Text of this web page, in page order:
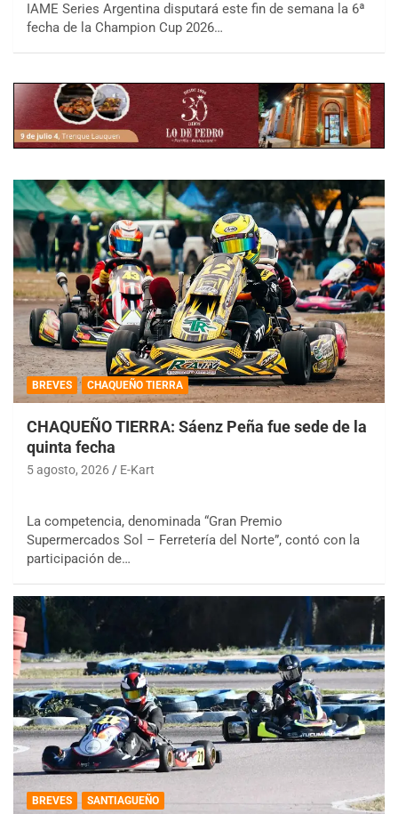
IAME Series Argentina disputará este fin de semana la 6ª
fecha de la Champion Cup 2026…
BREVES CHAQUEÑO TIERRA
CHAQUEÑO TIERRA: Sáenz Peña fue sede de la
quinta fecha
5 agosto, 2026 E-Kart
La competencia, denominada “Gran Premio
Supermercados Sol – Ferretería del Norte”, contó con la
participación de…
BREVES SANTIAGUEÑO